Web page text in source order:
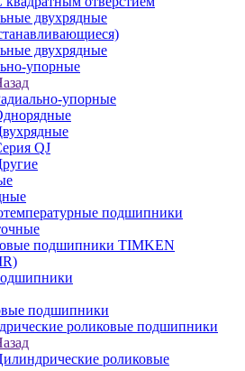
двухрядные
двухрядные
упорные
упорные
QJ
подшипники
подшипники TIMKEN
подшипники
роликовые подшипники
роликовые